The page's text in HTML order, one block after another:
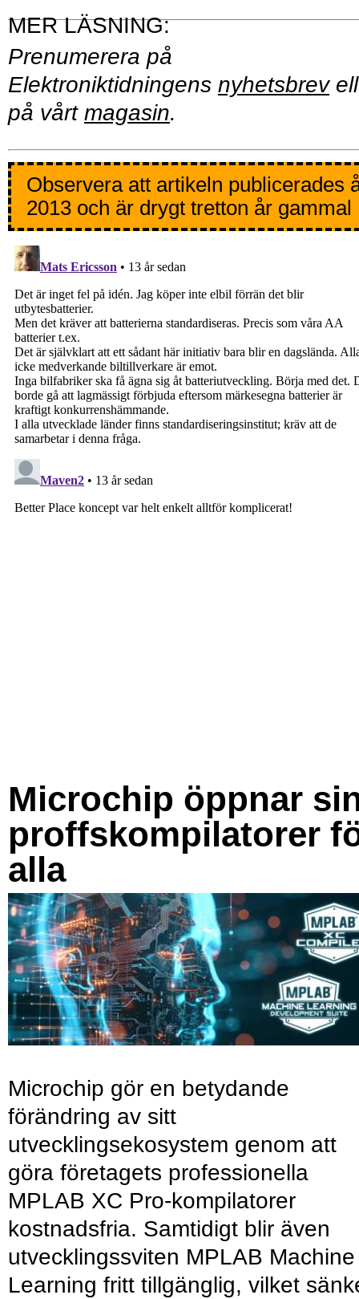
Prenumerera på
Elektroniktidningens nyhetsbrev
på vårt magasin.
Observera att artikeln publicerades
2013 och är drygt tretton år gammal
Microchip öppnar
proffskompilatorer
alla
Microchip gör en betydande
förändring av sitt
utvecklingsekosystem genom att
göra företagets professionella
MPLAB XC Pro-kompilatorer
kostnadsfria. Samtidigt blir även
utvecklingssviten MPLAB Machine
Learning fritt tillgänglig, vilket